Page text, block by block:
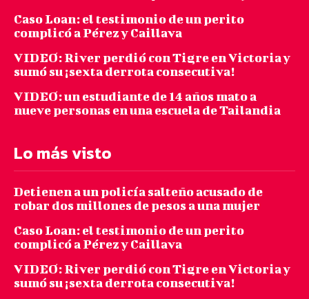
Caso Loan: el testimonio de un perito
complicó a Pérez y Caillava
VIDEO: River perdió con Tigre en Victoria y
sumó su ¡sexta derrota consecutiva!
VIDEO: un estudiante de 14 años mato a
nueve personas en una escuela de Tailandia
Lo más visto
Detienen a un policía salteño acusado de
robar dos millones de pesos a una mujer
Caso Loan: el testimonio de un perito
complicó a Pérez y Caillava
VIDEO: River perdió con Tigre en Victoria y
sumó su ¡sexta derrota consecutiva!